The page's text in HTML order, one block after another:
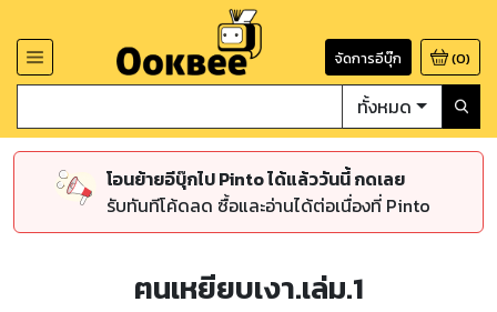
จัดการอีบุ๊ก (0)
ทั้งหมด
โอนย้ายอีบุ๊กไป Pinto ได้แล้ววันนี้ กดเลย
รับทันทีโค้ดลด ซื้อและอ่านได้ต่อเนื่องที่ Pinto
ฅนเหยียบเงา.เล่ม.1